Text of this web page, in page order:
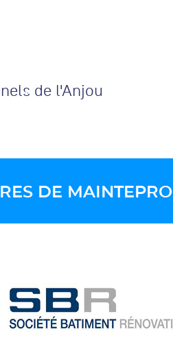
de l'Anjou
DE MAINTEPRO